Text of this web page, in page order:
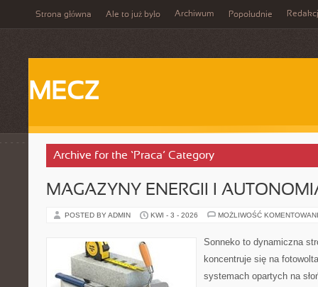
Strona główna Ale to już było Archiwum Popołudnie
MECZ
Archive for the ‘Praca’ Category
MAGAZYNY ENERGII I
POSTED BY ADMIN KWI - 3 - 2026 MOŻLIWOŚĆ
Sonneko to dynamiczna
koncentruje się na
systemach opartych na